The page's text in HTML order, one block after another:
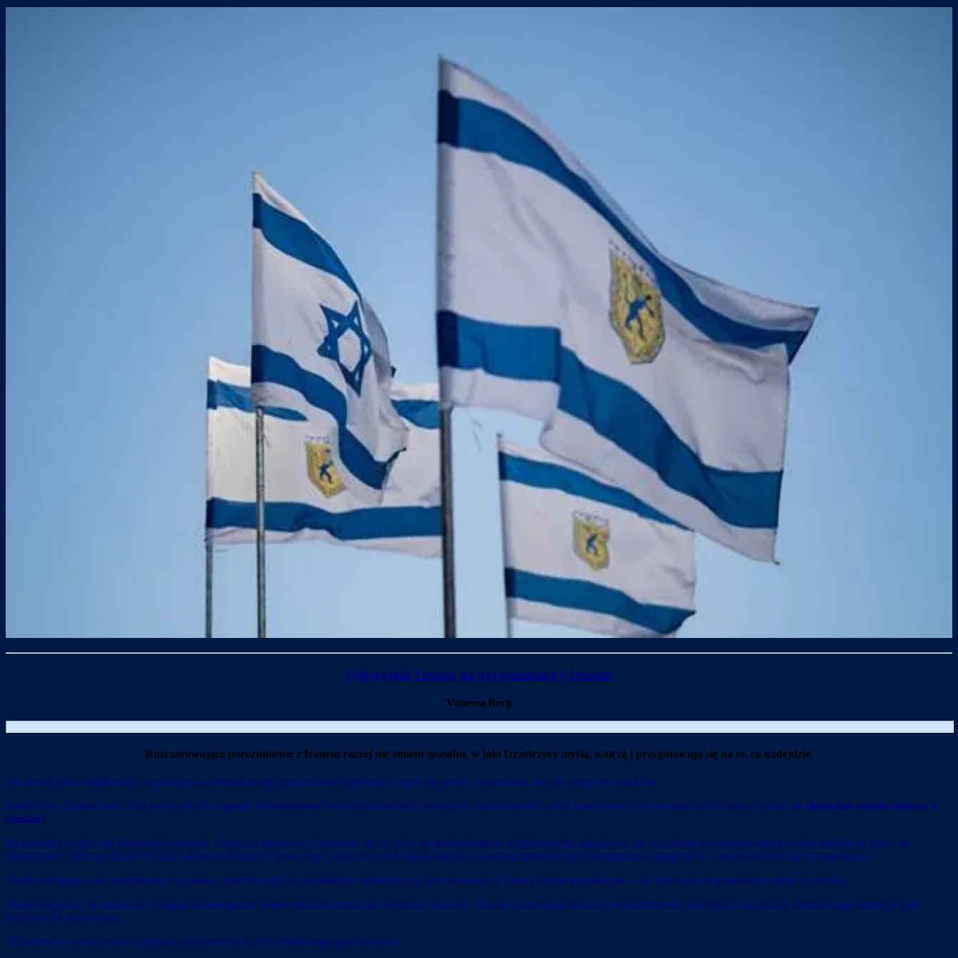
Odpowiedź Izraela na porozumienie z Iranem
Vanessa Berg
Rozczarowujące porozumienie z Iranem raczej nie zmieni sposobu, w jaki Izraelczycy myślą, walczą i przygotowują się na to, co nadejdzie.
Dla Izraelczyków najbardziej niepokojącym elementem międzynarodowej dyplomacji często nie jest to, co wiadomo, lecz to, czego nie wiadomo.
Jeżeli Stany Zjednoczone i Iran rzeczywiście osiągnęły Memorandum Porozumienia mające zakończyć ostatni konflikt, wielu Izraelczyków natychmiast zada to samo pytanie: co dokładnie zostało oddane w
zamian?
Na początku wojny cele Izraela były ambitne. Publiczna debata koncentrowała się nie tylko na powstrzymaniu bezpośredniego zagrożenia, ale na zasadniczej zmianie strategicznego układu sił, który od
dziesięcioleci definiuje Bliski Wschód: ambicji nuklearnych Iranu, jego programu rakiet balistycznych, wspierania terrorystycznych organizacji zastępczych, a nawet przetrwania samego reżimu.
Jeżeli wynegocjowane porozumienie pozostawi znaczną część tej architektury nienaruszoną, rozczarowanie w Izraelu będzie nieuniknione – ale rozczarowania nie należy mylić z porażką.
Historia sugeruje, że Izraelczycy reagują na strategiczne niepowodzenia inaczej niż większość narodów. Rzadko postrzegają niekorzystne okoliczności jako trwały stan rzeczy. Zamiast tego traktują je jako
problemy do rozwiązania.
Ta tendencja wynika z trzech głęboko zakorzenionych cech izraelskiego społeczeństwa.